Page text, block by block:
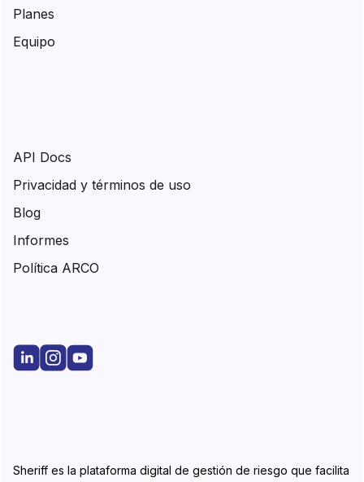
Sheriff es la plataforma digital de gestión de riesgo que facilita
Planes
Equipo
API Docs
Privacidad y términos de uso
Blog
Informes
Política ARCO